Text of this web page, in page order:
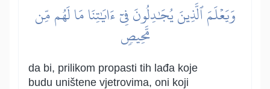
وَيَعۡلَمَ ٱلَّذِينَ يُجَٰدِلُونَ فِيٓ ءَايَٰتِنَا مَا لَهُم مِّن
مَّحِيصٖ
da bi, prilikom propasti tih lađa koje
budu uništene vjetrovima, oni koji